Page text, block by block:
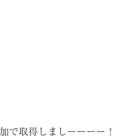
で取得しましーーーー！